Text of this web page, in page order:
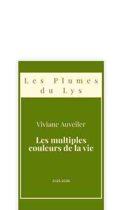
Trois récits, trois
existences saisies
à l’instant où tout
bascule. Une
l’apaisement, un
recouvre
l’espérance, tandis
pour en retrouver
Entre souvenirs,